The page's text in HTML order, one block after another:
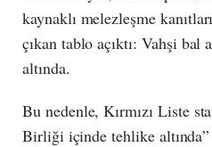
kaynaklı melezleşme
çıkan tablo açıktı: Vahşi bal
altında.
Bu nedenle, Kırmızı Liste
Birliği içinde tehlike